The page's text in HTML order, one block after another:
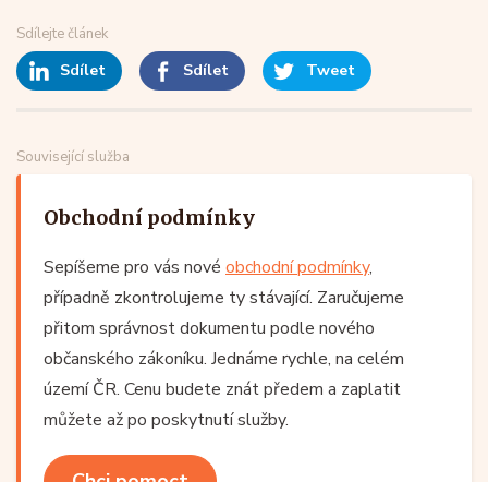
Sdílejte článek
Sdílet Sdílet Tweet
Související služba
Obchodní podmínky
Sepíšeme pro vás nové obchodní podmínky,
případně zkontrolujeme ty stávající. Zaručujeme
přitom správnost dokumentu podle nového
občanského zákoníku. Jednáme rychle, na celém
území ČR. Cenu budete znát předem a zaplatit
můžete až po poskytnutí služby.